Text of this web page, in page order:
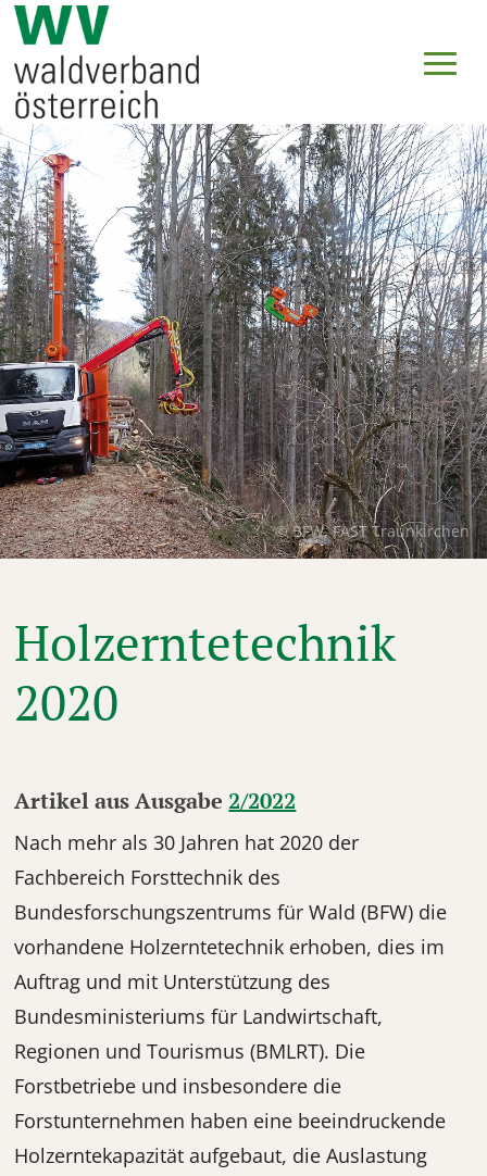
© BFW, FAST Traunkirchen
Holzerntetechnik
2020
Artikel aus Ausgabe2/2022
Nach mehr als 30 Jahren hat 2020 der
Fachbereich Forsttechnik des
Bundesforschungszentrums für Wald (BFW) die
vorhandene Holzerntetechnik erhoben, dies im
Auftrag und mit Unterstützung des
Bundesministeriums für Landwirtschaft,
Regionen und Tourismus (BMLRT). Die
Forstbetriebe und insbesondere die
Forstunternehmen haben eine beeindruckende
Holzerntekapazität aufgebaut, die Auslastung